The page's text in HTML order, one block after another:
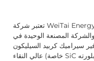
تعتبر شركة WeiTai Energy Technology Co., Ltd. موردًا رائدًا
المصنعة الوحيدة في
سيراميك كربيد السيليكون
عالي النقاء (خاصة SiC المعاد بلورته) وطلاء CVD SiC. بالإضافة إلى